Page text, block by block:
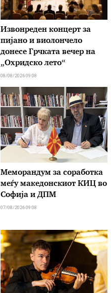
Извонреден концерт за
пијано и виолончело
донесе Грчката вечер на
„Охридско лето“
08/08/2026 09:08
Меморандум за соработка
меѓу македонскиот КИЦ во
Софија и ДПМ
07/08/2026 09:08